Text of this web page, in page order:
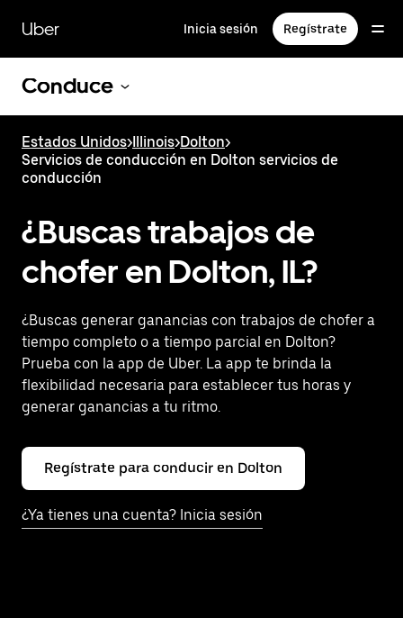
contenido
principal
Uber Inicia sesión Regístrate
Conduce
Estados Unidos>Illinois>Dolton>
Servicios de conducción en Dolton servicios de
conducción
¿Buscas trabajos de
chofer en Dolton, IL?
¿Buscas generar ganancias con trabajos de chofer a
tiempo completo o a tiempo parcial en Dolton?
Prueba con la app de Uber. La app te brinda la
flexibilidad necesaria para establecer tus horas y
generar ganancias a tu ritmo.
Regístrate para conducir en Dolton
¿Ya tienes una cuenta? Inicia sesión